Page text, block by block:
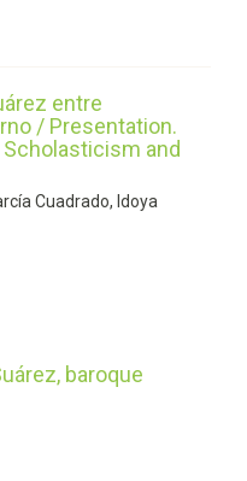
entre
/ Presentation.
and
Cuadrado, Idoya
baroque